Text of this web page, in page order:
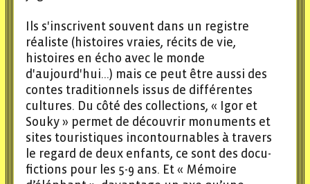
Ils s'inscrivent souvent dans un registre
réaliste (histoires vraies, récits de vie,
histoires en écho avec le monde
d'aujourd'hui...) mais ce peut être aussi des
contes traditionnels issus de différentes
cultures. Du côté des collections, « Igor et
Souky » permet de découvrir monuments et
sites touristiques incontournables à travers
le regard de deux enfants, ce sont des docu-
fictions pour les 5-9 ans. Et « Mémoire